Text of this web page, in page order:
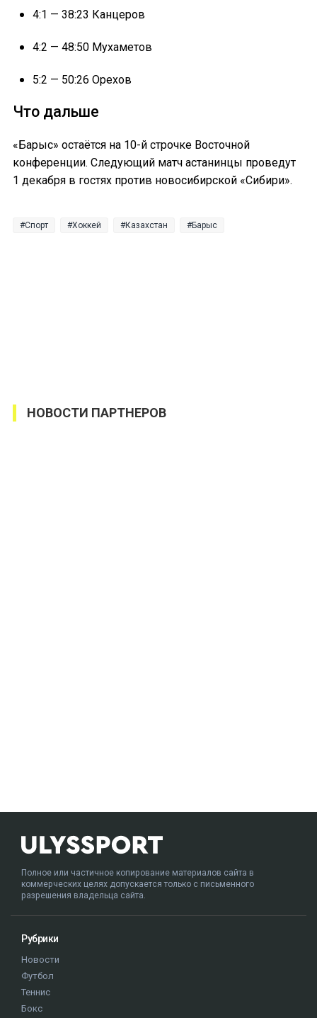
4:1 — 38:23 Канцеров
4:2 — 48:50 Мухаметов
5:2 — 50:26 Орехов
Что дальше
«Барыс» остаётся на 10-й строчке Восточной
конференции. Следующий матч астанинцы проведут
1 декабря в гостях против новосибирской «Сибири».
Спорт Хоккей Казахстан Барыс
НОВОСТИ ПАРТНЕРОВ
Полное или частичное копирование материалов сайта в
коммерческих целях допускается только с письменного
разрешения владельца сайта.
Рубрики
Новости
Футбол
Теннис
Бокс